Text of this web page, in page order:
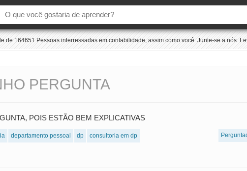
de 164651 Pessoas interressadas em contabilidade, assim como você. Junte-se a nós.
PERGUNTA
POIS ESTÃO BEM EXPLICATIVAS
departamento pessoal dp consultoria em dp